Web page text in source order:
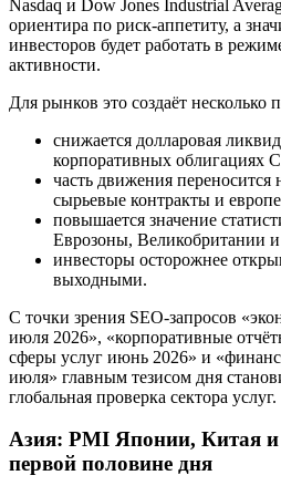
Nasdaq и Dow Jones Industrial
ориентира по риск-аппетиту, а
инвесторов будет работать в
активности.
Для рынков это создаёт несколько
снижается долларовая
корпоративных облигациях
часть движения
сырьевые контракты и
повышается значение
Еврозоны, Великобритании
инвесторы осторожнее
выходными.
С точки зрения SEO-запросов
июля 2026», «корпоративные
сферы услуг июнь 2026» и
июля» главным тезисом дня
глобальная проверка сектора услуг.
Азия: PMI Японии, Китая
первой половине дня